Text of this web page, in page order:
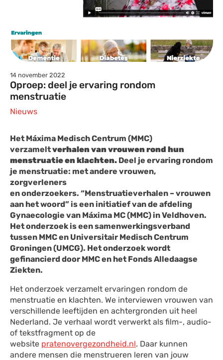
14 november 2022
Oproep: deel je ervaring rondom
menstruatie
Nieuws
Het Máxima Medisch Centrum (MMC)
verzameltverhalen van vrouwen rond hun
menstruatie en klachten. Deel je ervaring rondom
je menstruatie: met andere vrouwen,
zorgverleners
en onderzoekers. “Menstruatieverhalen – vrouwen
aan het woord” is een initiatief van de afdeling
Gynaecologie van Máxima MC (MMC) in Veldhoven.
Het onderzoek is een samenwerkingsverband
tussen MMC en Universitair Medisch Centrum
Groningen (UMCG). Het onderzoek wordt
gefinancierd door MMC en het Fonds Alledaagse
Ziekten.
Het onderzoek verzamelt ervaringen rondom de
menstruatie en klachten. We interviewen vrouwen van
verschillende leeftijden en achtergronden uit heel
Nederland. Je verhaal wordt verwerkt als film-, audio-
of tekstfragment op de
website pratenovergezondheid.nl. Daar kunnen
andere mensen die menstrueren leren van jouw